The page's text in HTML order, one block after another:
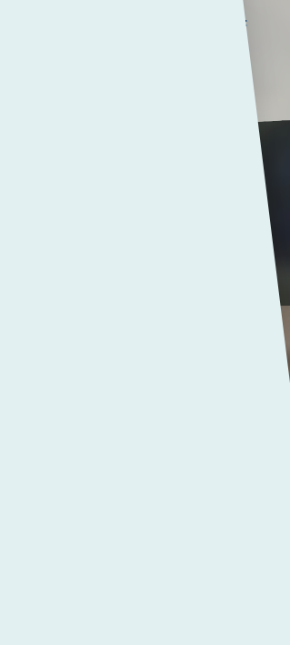
PCC-brede nieuwsbrief
een
jaren,
en
en veraf.